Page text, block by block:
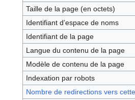
Taille de la page (en octets)
Identifiant dʼespace de noms
Identifiant de la page
Langue du contenu de la page
Modèle de contenu de la page
Indexation par robots
Nombre de redirections vers